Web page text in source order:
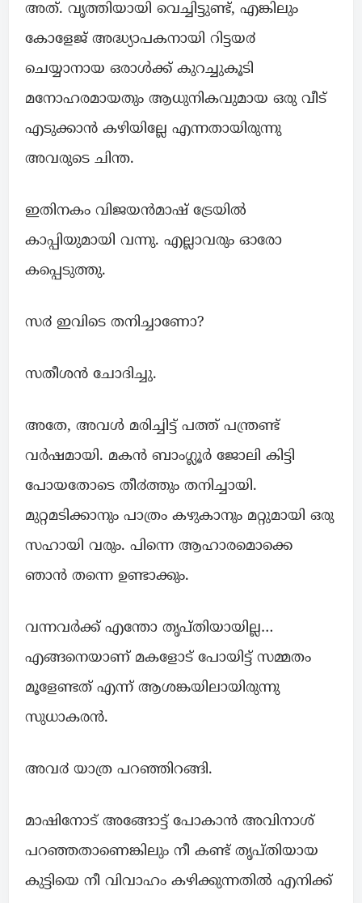
അത്. വൃത്തിയായി വെച്ചിട്ടുണ്ട്, എങ്കിലും
കോളേജ് അദ്ധ്യാപകനായി റിട്ടയ൪
ചെയ്യാനായ ഒരാൾക്ക് കുറച്ചുകൂടി
മനോഹരമായതും ആധുനികവുമായ ഒരു വീട്
എടുക്കാൻ കഴിയില്ലേ എന്നതായിരുന്നു
അവരുടെ ചിന്ത.
ഇതിനകം വിജയൻമാഷ് ട്രേയിൽ
കാപ്പിയുമായി വന്നു. എല്ലാവരും ഓരോ
കപ്പെടുത്തു.
സ൪ ഇവിടെ തനിച്ചാണോ?
സതീശൻ ചോദിച്ചു.
അതേ, അവൾ മരിച്ചിട്ട് പത്ത് പന്ത്രണ്ട്
വർഷമായി. മകൻ ബാംഗ്ലൂർ ജോലി കിട്ടി
പോയതോടെ തീ൪ത്തും തനിച്ചായി.
മുറ്റമടിക്കാനും പാത്രം കഴുകാനും മറ്റുമായി ഒരു
സഹായി വരും. പിന്നെ ആഹാരമൊക്കെ
ഞാൻ തന്നെ ഉണ്ടാക്കും.
വന്നവർക്ക് എന്തോ തൃപ്തിയായില്ല…
എങ്ങനെയാണ് മകളോട് പോയിട്ട് സമ്മതം
മൂളേണ്ടത് എന്ന് ആശങ്കയിലായിരുന്നു
സുധാകരൻ.
അവ൪ യാത്ര പറഞ്ഞിറങ്ങി.
മാഷിനോട് അങ്ങോട്ട് പോകാൻ അവിനാശ്
പറഞ്ഞതാണെങ്കിലും നീ കണ്ട് തൃപ്തിയായ
കുട്ടിയെ നീ വിവാഹം കഴിക്കുന്നതിൽ എനിക്ക്